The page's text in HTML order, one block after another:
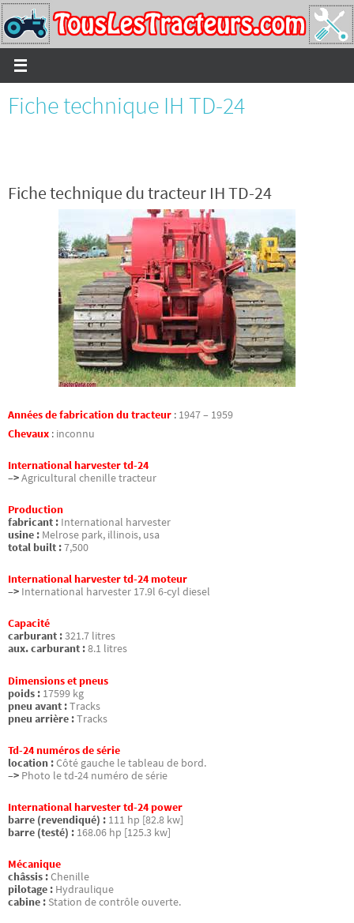
Passer
vers
le
contenu
Fiche technique IH TD-24
Fiche technique du tracteur IH TD-24
Années de fabrication du tracteur : 1947 – 1959
Chevaux : inconnu
International harvester td-24
–>Agricultural chenille tracteur
Production
fabricant : International harvester
usine : Melrose park, illinois, usa
total built :7,500
International harvester td-24 moteur
–> International harvester 17.9l 6-cyl diesel
Capacité
carburant :321.7 litres
aux. carburant :8.1 litres
Dimensions et pneus
poids : 17599 kg
pneu avant :Tracks
pneu arrière :Tracks
Td-24 numéros de série
location :Côté gauche le tableau de bord.
–> Photo le td-24 numéro de série
International harvester td-24 power
barre (revendiqué) : 111 hp [82.8 kw]
barre (testé) : 168.06 hp [125.3 kw]
Mécanique
châssis :Chenille
pilotage : Hydraulique
cabine : Station de contrôle ouverte.